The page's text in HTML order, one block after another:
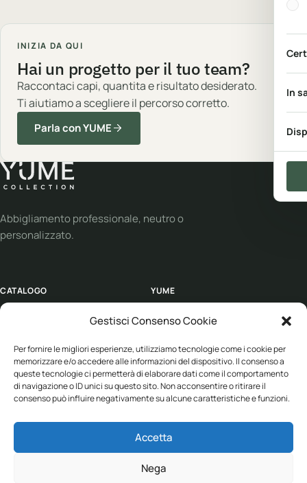
Gestisci Consenso Cookie
Per fornire le migliori esperienze, utilizziamo tecnologie come i cookie per
memorizzare e/o accedere alle informazioni del dispositivo. Il consenso a
queste tecnologie ci permetterà di elaborare dati come il comportamento
di navigazione o ID unici su questo sito. Non acconsentire o ritirare il
consenso può influire negativamente su alcune caratteristiche e funzioni.
Accetta
Nega
In
INIZIA DA QUI
Hai un progetto per il tuo team?
Raccontaci capi, quantita e risultato desiderato.
Ti aiutiamo a scegliere il percorso corretto.
Parla con YUME
Abbigliamento professionale, neutro o
personalizzato.
CATALOGO
Abbigliamento
Sport
Eco collection
Brand
YUME
Personalizzazione
Supporto
Condizioni di vendita
ASSISTENZA